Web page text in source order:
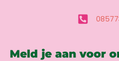
Meld je aan voor